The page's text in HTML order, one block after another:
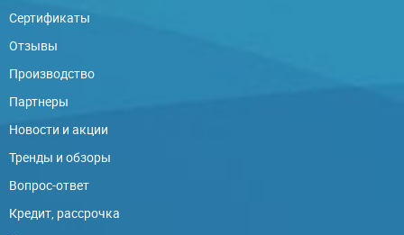
Сертификаты
Отзывы
Производство
Партнеры
Новости и акции
Тренды и обзоры
Вопрос-ответ
Кредит, рассрочка